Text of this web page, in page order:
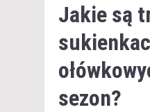
Jakie są
sezon?